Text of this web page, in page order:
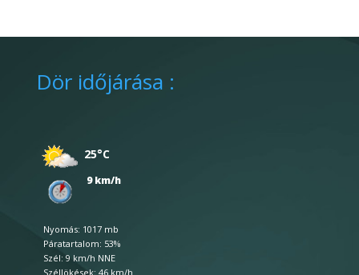
Dör időjárása :
25°C
9 km/h
Nyomás: 1017 mb
Páratartalom: 53%
Szél: 9 km/h NNE
Széllökések: 46 km/h